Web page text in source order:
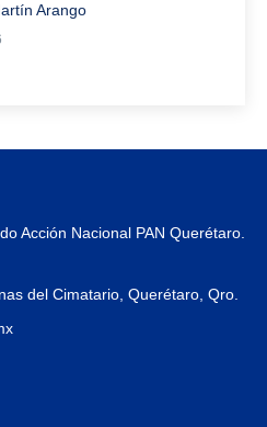
Arango
Acción Nacional PAN Querétaro.
del Cimatario, Querétaro, Qro.